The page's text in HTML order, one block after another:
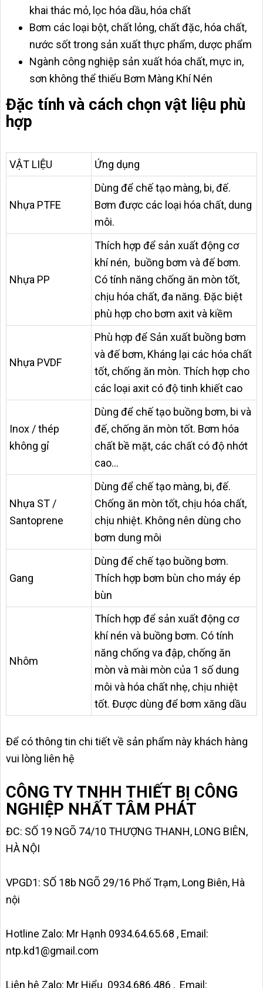
khai thác mỏ, lọc hóa dầu, hóa chất
Bơm các loại bột, chất lỏng, chất đặc, hóa chất,
nước sốt trong sản xuất thực phẩm, dược phẩm
Ngành công nghiệp sản xuất hóa chất, mực in,
sơn không thể thiếu Bơm Màng Khí Nén
Đặc tính và cách chọn vật liệu phù
hợp
VẬT LIỆU Ứng dụng
Nhựa PTFE
Dùng để chế tạo màng, bi, đế.
Bơm được các loại hóa chất, dung
môi.
Nhựa PP
Thích hợp để sản xuất động cơ
khí nén, buồng bơm và đế bơm.
Có tính năng chống ăn mòn tốt,
chịu hóa chất, đa năng. Đặc biệt
phù hợp cho bơm axit và kiềm
Nhựa PVDF
Phù hợp để Sản xuất buồng bơm
và đế bơm, Kháng lại các hóa chất
tốt, chống ăn mòn. Thích hợp cho
các loại axit có độ tinh khiết cao
Inox / thép
không gỉ
Dùng để chế tạo buồng bơm, bi và
đế, chống ăn mòn tốt. Bơm hóa
chất bề mặt, các chất có độ nhớt
cao…
Nhựa ST /
Santoprene
Dùng để chế tạo màng, bi, đế.
Chống ăn mòn tốt, chịu hóa chất,
chịu nhiệt. Không nên dùng cho
bơm dung môi
Gang
Dùng để chế tạo buồng bơm.
Thích hợp bơm bùn cho máy ép
bùn
Nhôm
Thích hợp để sản xuất động cơ
khí nén và buồng bơm. Có tính
năng chống va đập, chống ăn
mòn và mài mòn của 1 số dung
môi và hóa chất nhẹ, chịu nhiệt
tốt. Được dùng để bơm xăng dầu
Để có thông tin chi tiết về sản phẩm này khách hàng
vui lòng liên hệ
CÔNG TY TNHH THIẾT BỊ CÔNG
NGHIỆP NHẤT TÂM PHÁT
ĐC: SỐ 19 NGÕ 74/10 THƯỢNG THANH, LONG BIÊN,
HÀ NỘI
VPGD1: SỐ 18b NGÕ 29/16 Phố Trạm, Long Biên, Hà
nội
Hotline Zalo: Mr Hạnh 0934.64.65.68 , Email:
ntp.kd1@gmail.com
Liên hệ Zalo: Mr Hiểu 0934.686.486 , Email: